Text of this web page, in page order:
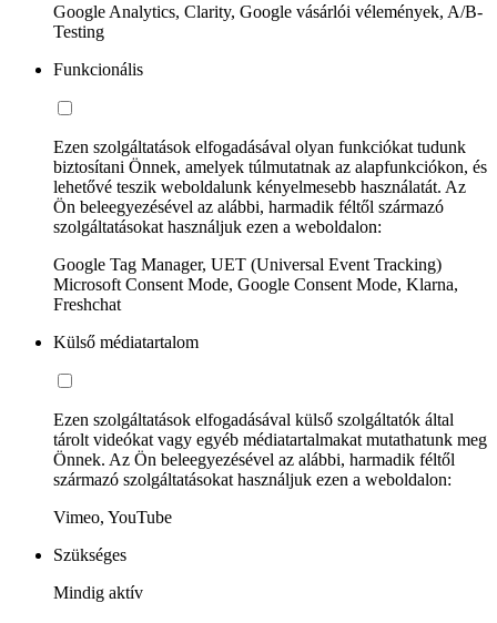
Google Analytics, Clarity, Google vásárlói vélemények, A/B-
Testing
Funkcionális
Ezen szolgáltatások elfogadásával olyan funkciókat tudunk
biztosítani Önnek, amelyek túlmutatnak az alapfunkciókon, és
lehetővé teszik weboldalunk kényelmesebb használatát. Az
Ön beleegyezésével az alábbi, harmadik féltől származó
szolgáltatásokat használjuk ezen a weboldalon:
Google Tag Manager, UET (Universal Event Tracking)
Microsoft Consent Mode, Google Consent Mode, Klarna,
Freshchat
Külső médiatartalom
Ezen szolgáltatások elfogadásával külső szolgáltatók által
tárolt videókat vagy egyéb médiatartalmakat mutathatunk meg
Önnek. Az Ön beleegyezésével az alábbi, harmadik féltől
származó szolgáltatásokat használjuk ezen a weboldalon:
Vimeo, YouTube
Szükséges
Mindig aktív